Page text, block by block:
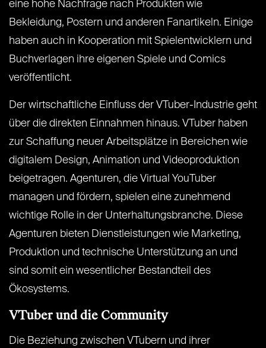
eine hohe Nachfrage nach Produkten wie
Bekleidung, Postern und anderen Fanartikeln. Einige
haben auch in Kooperation mit Spielentwicklern und
Buchverlagen ihre eigenen Spiele und Comics
veröffentlicht.
Der wirtschaftliche Einfluss der VTuber-Industrie geht
über die direkten Einnahmen hinaus. VTuber haben
zur Schaffung neuer Arbeitsplätze in Bereichen wie
digitalem Design, Animation und Videoproduktion
beigetragen. Agenturen, die Virtual YouTuber
managen und fördern, spielen eine zunehmend
wichtige Rolle in der Unterhaltungsbranche. Diese
Agenturen bieten Dienstleistungen wie Marketing,
Produktion und technische Unterstützung an und
sind somit ein wesentlicher Bestandteil des
Ökosystems.
VTuber und die Community
Die Beziehung zwischen VTubern und ihrer